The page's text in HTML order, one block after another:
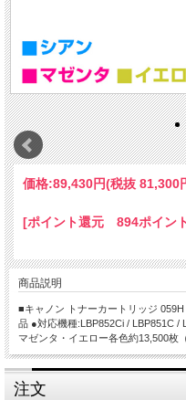
価格:89,430円(税抜 81,300
[ポイント還元 894ポイン
商品説明
■キャノン トナーカートリッジ
品 ●対応機種:LBP852Ci / LBP851C /
マゼンタ・イエロー各色約13,500枚
注文